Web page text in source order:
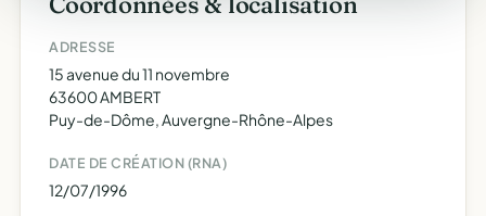
ADRESSE
15 avenue du 11 novembre
63600 AMBERT
Puy-de-Dôme, Auvergne-Rhône-Alpes
DATE DE CRÉATION (RNA)
12/07/1996